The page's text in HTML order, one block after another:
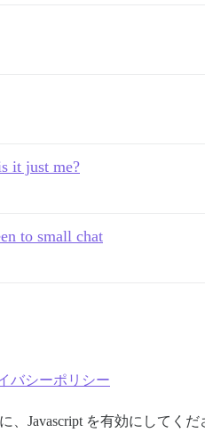
it just me?
to small chat
バシーポリシー
Javascript を有効にしてくだ